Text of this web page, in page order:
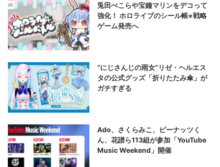
兎田ぺこらや宝鐘マリンをデコって
強化！ ホロライブのシール帳×戦略
ゲーム発売へ
“にじさんじの雨女”リゼ・ヘルエス
タの公式グッズ「折りたたみ傘」が
ガチすぎる
Ado、さくらみこ、ピーナッツく
ん、花譜ら113組が参加「YouTube
Music Weekend」開催